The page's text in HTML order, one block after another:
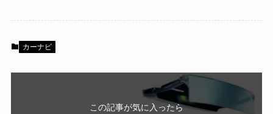
カーナビ
この記事が気に入ったら